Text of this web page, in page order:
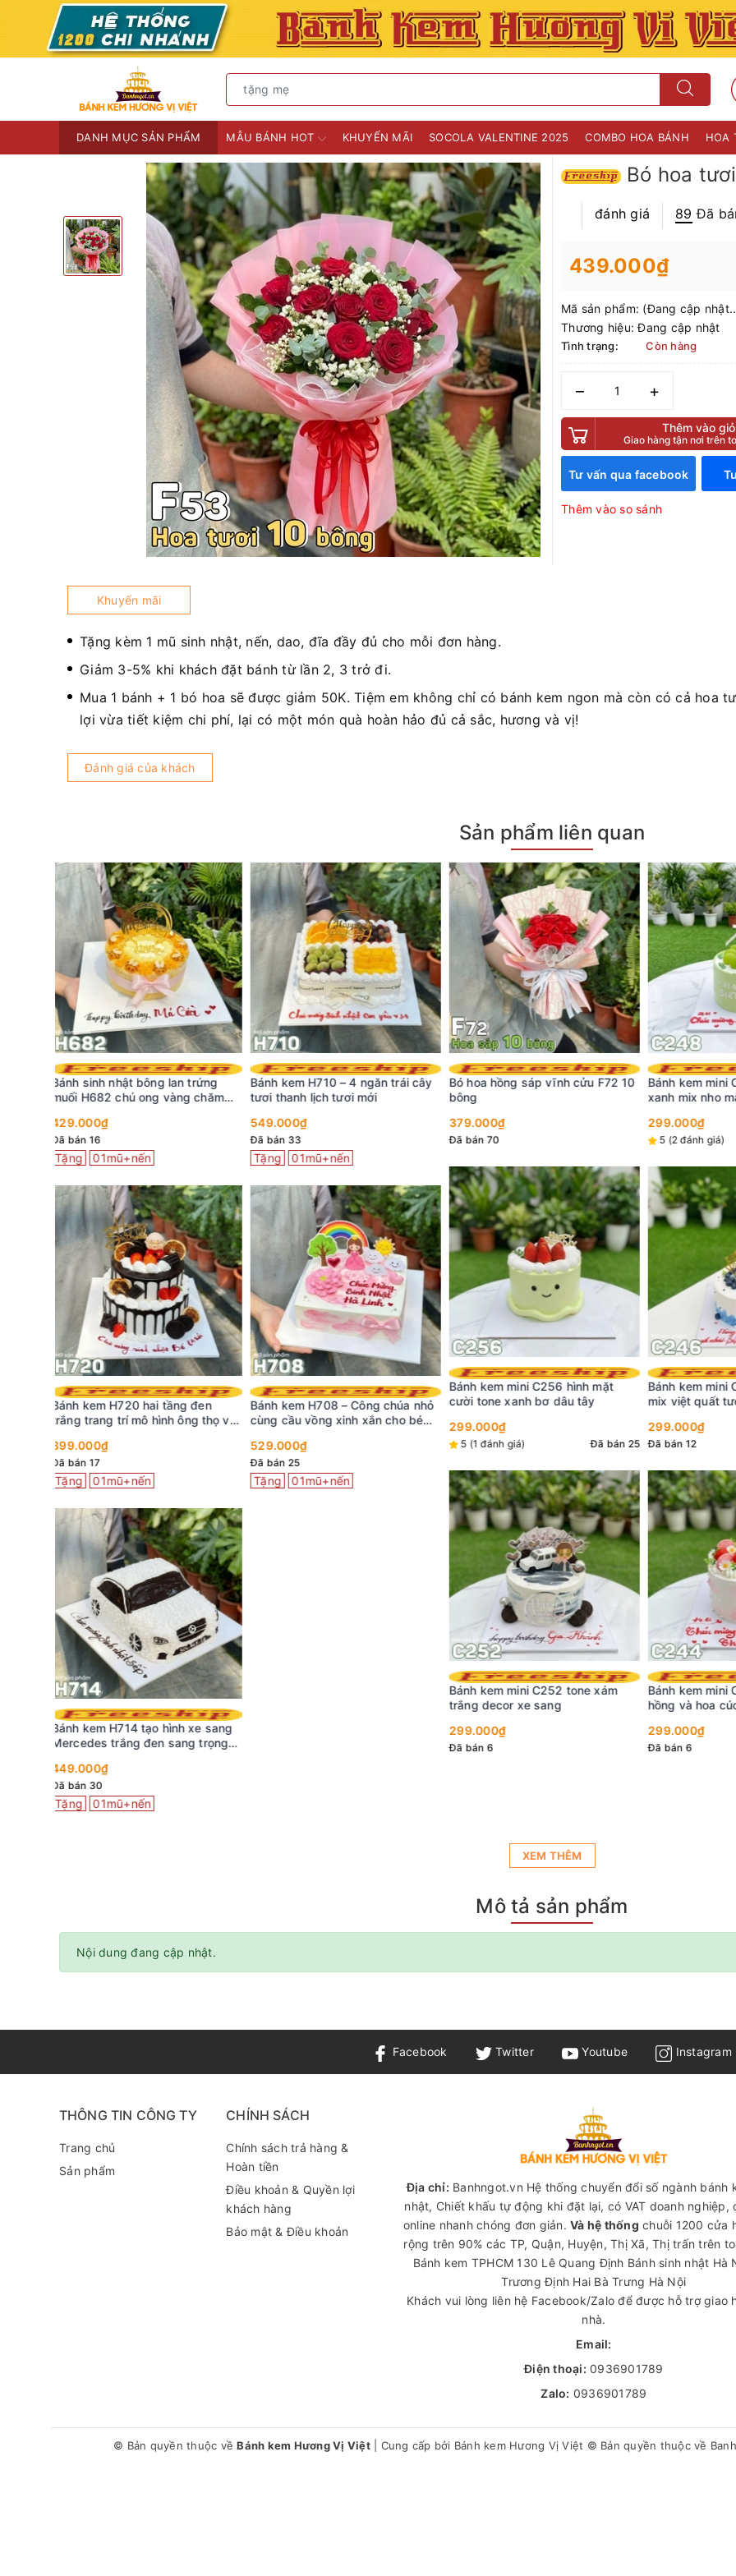
DANH MỤC SẢN PHẨM MẪU BÁNH HOT KHUYẾN MÃI SOCOLA VALENTINE 2025 COMBO HOA BÁNH HOA
Bó hoa
đánh giá 89 Đã
439.000₫
Mã sản phẩm: (Đang cập
Thương hiệu: Đang cập nhật
Tình trạng: Còn hàng
– +
Thêm vào giỏ
Giao hàng tận nơi trên
Tư vấn qua facebook
Thêm vào so sánh
Khuyến mãi
Tặng kèm 1 mũ sinh nhật, nến, dao, đĩa đầy đủ cho mỗi đơn hàng.
Giảm 3-5% khi khách đặt bánh từ lần 2, 3 trở đi.
Mua 1 bánh + 1 bó hoa sẽ được giảm 50K. Tiệm em không chỉ có bánh kem ngon mà còn có cả hoa
lợi vừa tiết kiệm chi phí, lại có một món quà hoàn hảo đủ cả sắc, hương và vị!
Đánh giá của khách
Sản phẩm liên quan
Bánh kem H710 – 4 ngăn trái cây
tươi thanh lịch tươi mới
549.000₫
Đã bán 33
Tặng 01mũ+nến
Bánh kem H708 – Công chúa nhỏ
cùng cầu vồng xinh xắn cho bé
529.000₫
Đã bán 25
Tặng 01mũ+nến
Bó hoa hồng sáp vĩnh cửu F72 10
bông
379.000₫
Đã bán 70
Bánh kem mini C256 hình mặt
cười tone xanh bơ dâu tây
299.000₫
5 (1 đánh giá)
Bánh kem mini C248 phủ kem
xanh mix nho mẫu đơn
299.000₫
5 (2 đánh giá)
Bánh kem mini C246 viền xanh
mix việt quất tươi
299.000₫
Đã bán 12
Bánh kem mini C244 bánh Oreo
hồng và hoa cúc nhỏ
299.000₫
Đã bán 6
Bánh kem
Heineken
299.000₫
Đã bán 15
Bánh kem
trắng 3D dễ
299.000₫
Đã bán 4
Bánh kem
hùng rực cháy
299.000₫
5 (1 đánh giá)
XEM THÊM
Mô tả sản phẩm
Nội dung đang cập nhật.
Facebook Twitter Youtube Instagram
THÔNG TIN CÔNG TY
Trang chủ
Sản phẩm
CHÍNH SÁCH
Chính sách trả hàng &
Hoàn tiền
Điều khoản & Quyền lợi
khách hàng
Bảo mật & Điều khoản
Địa chỉ: Banhngot.vn Hệ thống chuyển đổi số ngành bánh
nhật, Chiết khấu tự động khi đặt lại, có VAT doanh nghiệp,
online nhanh chóng đơn giản.Và hệ thống chuỗi 1200 cửa
rộng trên 90% các TP, Quận, Huyện, Thị Xã, Thị trấn trên
Bánh kem TPHCM 130 Lê Quang Định Bánh sinh nhật Hà
Trương Định Hai Bà Trưng Hà Nội
Khách vui lòng liên hệ Facebook/Zalo để được hỗ trợ giao
nhà.
Email:
Điện thoại: 0936901789
Zalo: 0936901789
© Bản quyền thuộc vềBánh kem Hương Vị Việt Cung cấp bởi Bánh kem Hương Vị Việt © Bản quyền thuộc về